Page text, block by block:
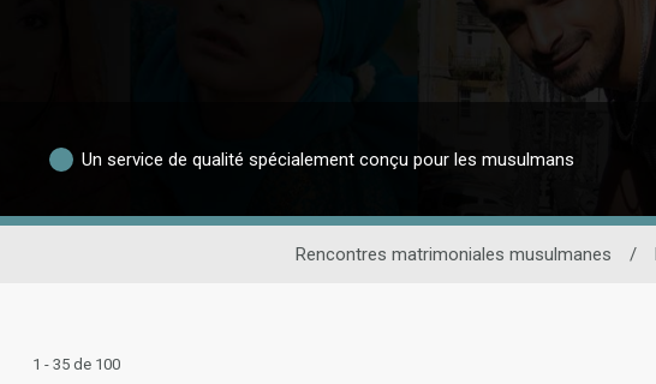
Un service de qualité spécialement conçu pour les musulmans
Rencontres matrimoniales musulmanes /
1 - 35 de 100